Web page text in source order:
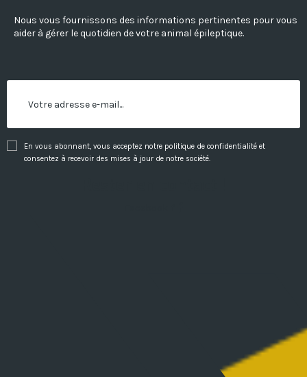
Nous vous fournissons des informations pertinentes pour vous
aider à gérer le quotidien de votre animal épileptique.
En vous abonnant, vous acceptez notre politique de confidentialité et
consentez à recevoir des mises à jour de notre société.